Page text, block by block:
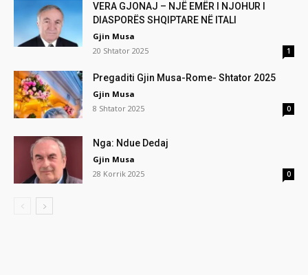
VERA GJONAJ – NJË EMËR I NJOHUR I
DIASPORËS SHQIPTARE NË ITALI
Gjin Musa
20 Shtator 2025
1
Pregaditi Gjin Musa-Rome- Shtator 2025
Gjin Musa
8 Shtator 2025
0
Nga: Ndue Dedaj
Gjin Musa
28 Korrik 2025
0